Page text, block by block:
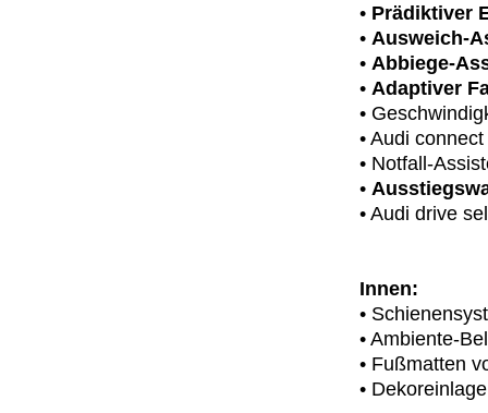
• Prädiktiver
• Ausweich-
• Abbiege-
• Adaptiver
•
• Audi
• Notfall-
•
• Audi drive
Innen:
•
• Ambiente-
• Fußmatten
•